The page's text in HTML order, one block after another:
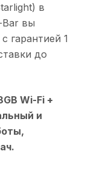
в
Bar вы
гарантией 1
до
Wi-Fi +
и